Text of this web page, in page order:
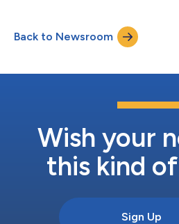
POWERWAND™系列產品是具有臨床
案，得到九(9)篇同儕審查論文和九(9)
染是與血管通路導管相關的已知風險
述研究中無細菌感染達35,000導管天
值。與Smiths Medical現有之功效強
Cath®產品相結合，Smiths Medical
Back to Newsroom
Wish your
this kind
Sign Up